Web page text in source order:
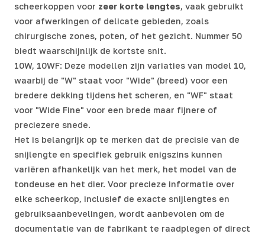
scheerkoppen voor zeer korte lengtes, vaak gebruikt
voor afwerkingen of delicate gebieden, zoals
chirurgische zones, poten, of het gezicht. Nummer 50
biedt waarschijnlijk de kortste snit.
10W, 10WF: Deze modellen zijn variaties van model 10,
waarbij de "W" staat voor "Wide" (breed) voor een
bredere dekking tijdens het scheren, en "WF" staat
voor "Wide Fine" voor een brede maar fijnere of
preciezere snede.
Het is belangrijk op te merken dat de precisie van de
snijlengte en specifiek gebruik enigszins kunnen
variëren afhankelijk van het merk, het model van de
tondeuse en het dier. Voor precieze informatie over
elke scheerkop, inclusief de exacte snijlengtes en
gebruiksaanbevelingen, wordt aanbevolen om de
documentatie van de fabrikant te raadplegen of direct